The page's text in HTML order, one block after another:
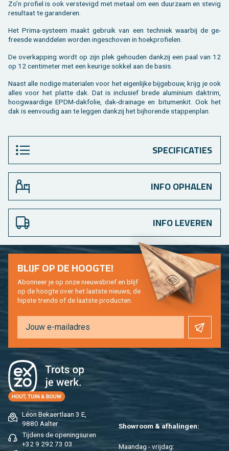
Zo’n pro­fiel is ook ver­ste­vigd met me­taal om een duur­zaam en ste­vig
re­sul­taat te ga­ran­de­ren.
Het Prima-sys­teem maakt ge­bruik van een tech­niek waar­bij de ge­
frees­de wand­de­len wor­den in­ge­scho­ven in hoek­pro­fie­len.
De over­kap­ping wordt op zijn plek ge­hou­den dank­zij een paal van 12
op 12 cen­ti­me­ter met een keu­ri­ge sok­kel aan de basis.
Naast alle no­di­ge ma­te­ri­a­len voor het ei­gen­lij­ke bij­ge­bouw, krijg je ook
alles voor het plat­te dak. Dat is in­clu­sief brede alu­mi­ni­um dak­trim,
hoog­waar­di­ge EPDM-dak­fo­lie, dak-drai­na­ge en bi­tu­men­kit. Ook het
dak is een­vou­dig aan te leg­gen dank­zij het bij­ho­ren­de stap­pen­plan.
SPECIFICATIES
INFO OPHALEN
INFO LEVEREN
Léon Be­kaert­laan 3 E,
9880 Aal­ter
Tij­dens de ope­nings­uren
+32 9 292 73 03
Show­room & af­ha­lin­gen:
Maan­dag - vrij­dag:
BLIJF OP DE HOOG­TE!
Abon­neer je op onze nieuws­brief en blijf
op de hoog­te over het laat­ste nieuws, de
hip­s­te trends of de laat­ste pro­duc­ten.